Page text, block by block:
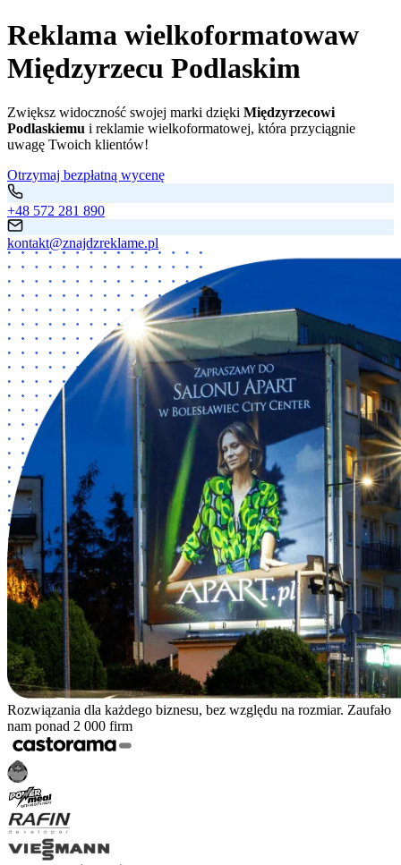
Reklama wielkoformatowaw
Międzyrzecu Podlaskim
Zwiększ widoczność swojej marki dzięki Międzyrzecowi
Podlaskiemu i reklamie wielkoformatowej, która przyciągnie
uwagę Twoich klientów!
Otrzymaj bezpłatną wycenę
+48 572 281 890
kontakt@znajdzreklame.pl
Rozwiązania dla każdego biznesu, bez względu na rozmiar. Zaufało
nam ponad 2 000 firm